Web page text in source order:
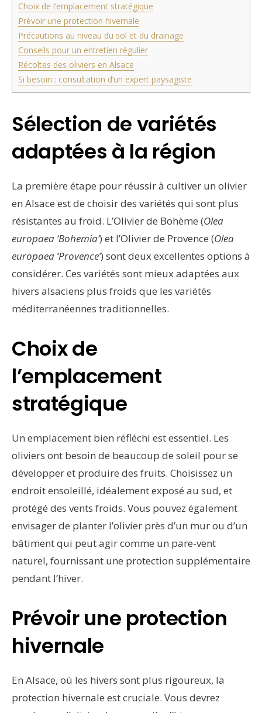
Choix de l’emplacement stratégique
Prévoir une protection hivernale
Précautions au niveau du sol et du drainage
Conseils pour un entretien régulier
Récoltes des oliviers en Alsace
Si besoin : consultation d’un expert paysagiste
Sélection de variétés
adaptées à la région
La première étape pour réussir à cultiver un olivier
en Alsace est de choisir des variétés qui sont plus
résistantes au froid. L’Olivier de Bohème (Olea
europaea ‘Bohemia’) et l’Olivier de Provence (Olea
europaea ‘Provence’) sont deux excellentes options à
considérer. Ces variétés sont mieux adaptées aux
hivers alsaciens plus froids que les variétés
méditerranéennes traditionnelles.
Choix de
l’emplacement
stratégique
Un emplacement bien réfléchi est essentiel. Les
oliviers ont besoin de beaucoup de soleil pour se
développer et produire des fruits. Choisissez un
endroit ensoleillé, idéalement exposé au sud, et
protégé des vents froids. Vous pouvez également
envisager de planter l’olivier près d’un mur ou d’un
bâtiment qui peut agir comme un pare-vent
naturel, fournissant une protection supplémentaire
pendant l’hiver.
Prévoir une protection
hivernale
En Alsace, où les hivers sont plus rigoureux, la
protection hivernale est cruciale. Vous devrez